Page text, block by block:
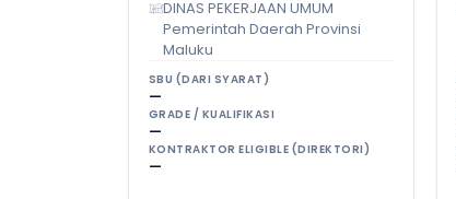
DINAS PEKERJAAN UMUM
Pemerintah Daerah Provinsi
Maluku
SBU (DARI SYARAT)
—
GRADE / KUALIFIKASI
—
KONTRAKTOR ELIGIBLE (DIREKTORI)
—